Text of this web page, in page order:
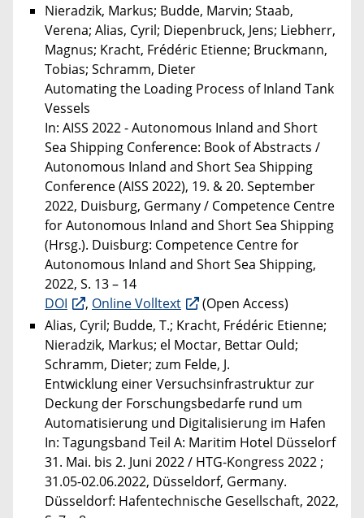
Nieradzik, Markus; Budde, Marvin; Staab,
Verena; Alias, Cyril; Diepenbruck, Jens; Liebherr,
Magnus; Kracht, Frédéric Etienne; Bruckmann,
Tobias; Schramm, Dieter
Automating the Loading Process of Inland Tank
Vessels
In: AISS 2022 - Autonomous Inland and Short
Sea Shipping Conference: Book of Abstracts /
Autonomous Inland and Short Sea Shipping
Conference (AISS 2022), 19. & 20. September
2022, Duisburg, Germany / Competence Centre
for Autonomous Inland and Short Sea Shipping
(Hrsg.). Duisburg: Competence Centre for
Autonomous Inland and Short Sea Shipping,
2022, S. 13 – 14
DOI
, Online Volltext
(Open Access)
Alias, Cyril; Budde, T.; Kracht, Frédéric Etienne;
Nieradzik, Markus; el Moctar, Bettar Ould;
Schramm, Dieter; zum Felde, J.
Entwicklung einer Versuchsinfrastruktur zur
Deckung der Forschungsbedarfe rund um
Automatisierung und Digitalisierung im Hafen
In: Tagungsband Teil A: Maritim Hotel Düsselorf
31. Mai. bis 2. Juni 2022 / HTG-Kongress 2022 ;
31.05-02.06.2022, Düsseldorf, Germany.
Düsseldorf: Hafentechnische Gesellschaft, 2022,